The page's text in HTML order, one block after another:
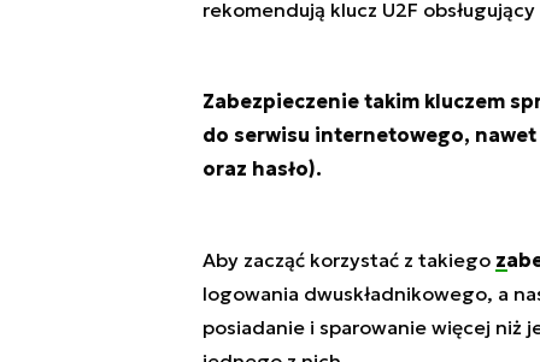
rekomendują klucz U2F
Zabezpieczenie takim kluczem
do serwisu internetowego,
oraz hasło).
Aby zacząć korzystać z takiego
logowania dwuskładnikowego, a
posiadanie i sparowanie więcej niż